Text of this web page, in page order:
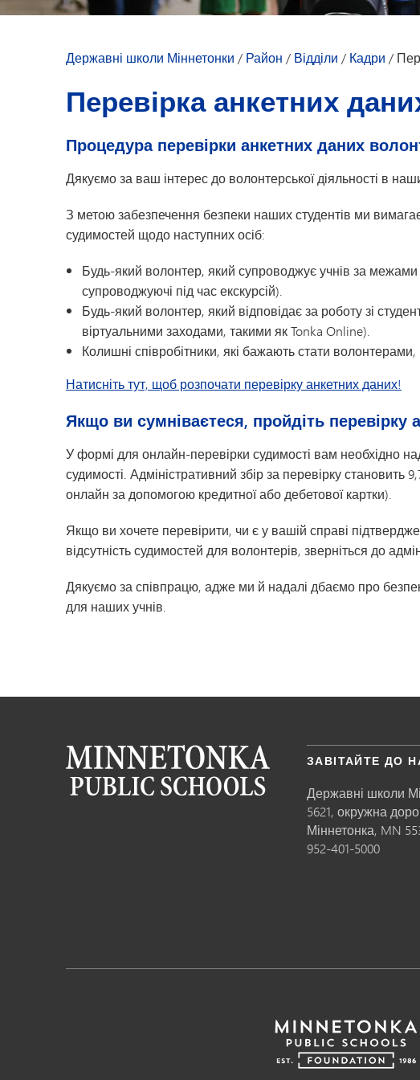
Розвиток молоді
Державні школи Міннетонки / Район / Відділи / Кадри /
Перевірка анкетних
Процедура перевірки анкетних даних
Дякуємо за ваш інтерес до волонтерської діяльності в
З метою забезпечення безпеки наших студентів ми
судимостей щодо наступних осіб:
Будь-який волонтер, який супроводжує учнів за
супроводжуючі під час екскурсій).
Будь-який волонтер, який відповідає за роботу зі
віртуальними заходами, такими як Tonka Online).
Колишні співробітники, які бажають стати
Натисніть тут, щоб розпочати перевірку анкетних даних!
Якщо ви сумніваєтеся, пройдіть перевірку
У формі для онлайн-перевірки судимості вам необхідно
судимості. Адміністративний збір за перевірку
онлайн за допомогою кредитної або дебетової картки).
Якщо ви хочете перевірити, чи є у вашій справі
відсутність судимостей для волонтерів, зверніться до
Дякуємо за співпрацю, адже ми й надалі дбаємо про
для наших учнів.
ЗАВІТАЙТЕ ДО
Державні школи
5621, окружна
Міннетонка, MN
952-401-5000